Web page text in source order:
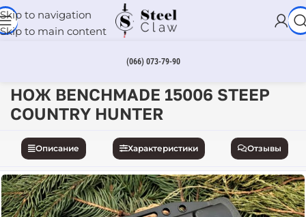
Skip to navigation
Skip to main content
(066) 073-79-90
НОЖ BENCHMADE 15006 STEEP
COUNTRY HUNTER
Описание Характеристики Отзывы